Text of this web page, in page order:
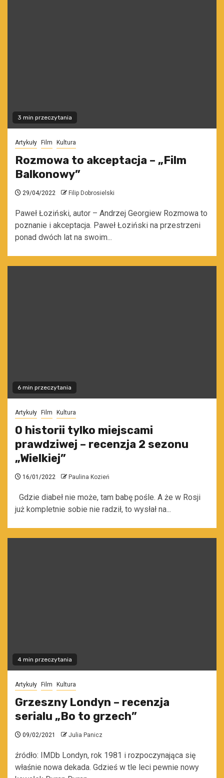
3 min przeczytania
Artykuły Film Kultura
Rozmowa to akceptacja – „Film
Balkonowy”
29/04/2022 Filip Dobrosielski
Paweł Łoziński, autor – Andrzej Georgiew Rozmowa to
poznanie i akceptacja. Paweł Łoziński na przestrzeni
ponad dwóch lat na swoim...
6 min przeczytania
Artykuły Film Kultura
O historii tylko miejscami
prawdziwej – recenzja 2 sezonu
„Wielkiej”
16/01/2022 Paulina Kozień
Gdzie diabeł nie może, tam babę pośle. A że w Rosji
już kompletnie sobie nie radził, to wysłał na...
4 min przeczytania
Artykuły Film Kultura
Grzeszny Londyn – recenzja
serialu „Bo to grzech”
09/02/2021 Julia Panicz
źródło: IMDb Londyn, rok 1981 i rozpoczynająca się
właśnie nowa dekada. Gdzieś w tle leci pewnie nowy